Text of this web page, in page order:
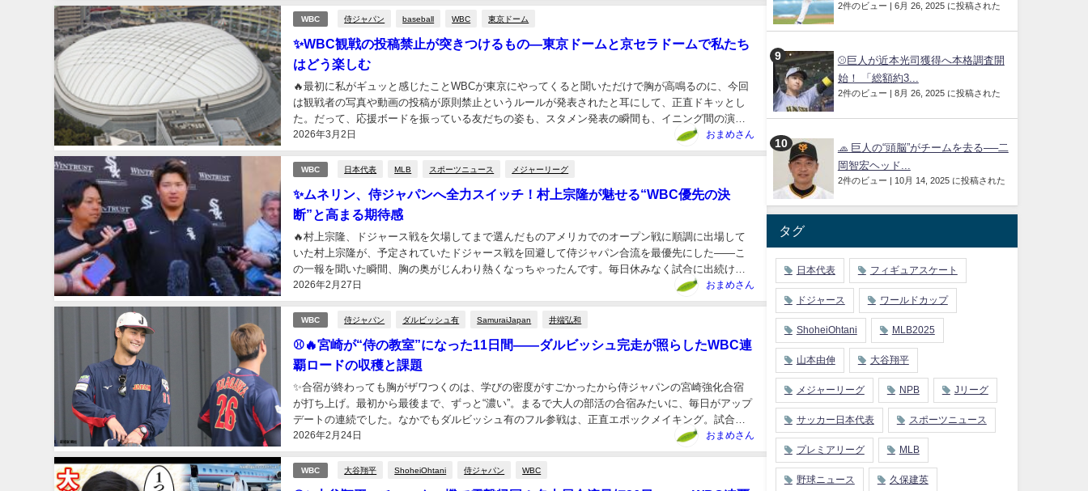
WBC 侍ジャパン baseball WBC 東京ドーム
✨WBC観戦の投稿禁止が突きつけるもの—東京ドームと京セラドームで私たち
はどう楽しむ
2026年3月2日
🔥最初に私がギュッと感じたことWBCが東京にやってくると聞いただけで胸が高鳴るのに、今回
は観戦者の写真や動画の投稿が原則禁止というルールが発表されたと耳にして、正直ドキッとし
た。だって、応援ボードを振っている友だちの姿も、スタメン発表の瞬間も、イニング間の演出
も、スマホ越しに切り取ってシェアするのがふつうの時代だもん。...
おまめさん
WBC 日本代表 MLB スポーツニュース メジャーリーグ
✨ムネリン、侍ジャパンへ全力スイッチ！村上宗隆が魅せる“WBC優先の決
断”と高まる期待感
2026年2月27日
🔥村上宗隆、ドジャース戦を欠場してまで選んだものアメリカでのオープン戦に順調に出場して
いた村上宗隆が、予定されていたドジャース戦を回避して侍ジャパン合流を最優先にした――こ
の一報を聞いた瞬間、胸の奥がじんわり熱くなっちゃったんです。毎日休みなく試合に出続けて
いた彼が、疲労と長時間移動を見据えて「今、何を大切にすべきか」...
おまめさん
WBC 侍ジャパン ダルビッシュ有 SamuraiJapan 井端弘和
⚾🔥宮崎が“侍の教室”になった11日間——ダルビッシュ完走が照らしたWBC連
覇ロードの収穫と課題
2026年2月24日
✨合宿が終わっても胸がザワつくのは、学びの密度がすごかったから侍ジャパンの宮崎強化合宿
が打ち上げ。最初から最後まで、ずっと“濃い”。まるで大人の部活の合宿みたいに、毎日がアップ
デートの連続でした。なかでもダルビッシュ有のフル参戦は、正直エポックメイキング。試合に
出ないのに、ここまでチーム全体の競技力と思考法を底上げする...
おまめさん
WBC 大谷翔平 ShoheiOhtani 侍ジャパン WBC
2件のビュー 6月 26, 2025 に投稿された
⚾️巨人が近本光司獲得へ本格調査開
始！ 「総額約3...
2件のビュー 8月 26, 2025 に投稿された
🧢 巨人の“頭脳”がチームを去る──二
岡智宏ヘッド...
2件のビュー 10月 14, 2025 に投稿された
タグ
日本代表 フィギュアスケート
ドジャース ワールドカップ
ShoheiOhtani MLB2025
山本由伸 大谷翔平
メジャーリーグ NPB Jリーグ
サッカー日本代表 スポーツニュース
プレミアリーグ MLB
野球ニュース 久保建英